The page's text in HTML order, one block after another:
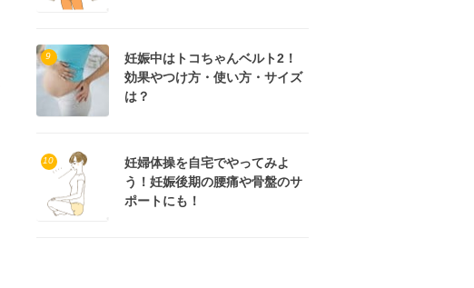
9
妊娠中はトコちゃんベルト2！
効果やつけ方・使い方・サイズ
は？
10
妊婦体操を自宅でやってみよ
う！妊娠後期の腰痛や骨盤のサ
ポートにも！